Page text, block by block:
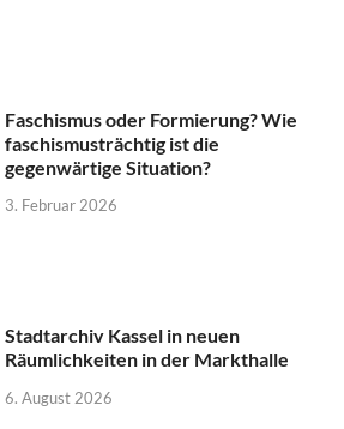
Faschismus oder Formierung? Wie
faschismusträchtig ist die
gegenwärtige Situation?
3. Februar 2026
Stadtarchiv Kassel in neuen
Räumlichkeiten in der Markthalle
6. August 2026